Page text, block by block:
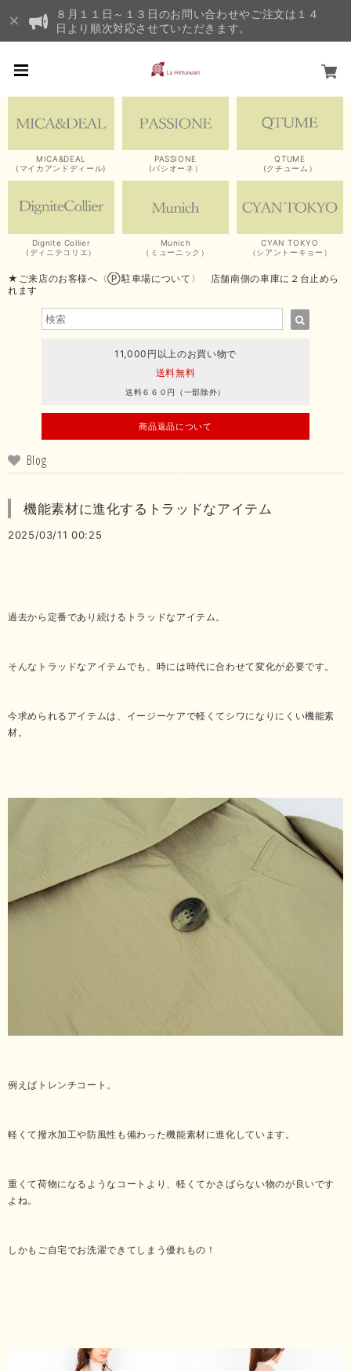
８月１１日～１３日のお問い合わせやご注文は１４
日より順次対応させていただきます。
MICA&DEAL
(マイカアンドディール)
PASSIONE
(パシオーネ）
QTUME
(クチューム）
Dignite Collier
(ディニテコリエ）
Munich
（ミューニック）
CYAN TOKYO
（シアントーキョー）
★ご来店のお客様へ〈Ⓟ駐車場について〉 店舗南側の車庫に２台止めら
れます
11,000円以上のお買い物で
送料無料
送料６６０円（一部除外）
商品返品について
Blog
機能素材に進化するトラッドなアイテム
2025/03/11 00:25
過去から定番であり続けるトラッドなアイテム。
そんなトラッドなアイテムでも、時には時代に合わせて変化が必要です。
今求められるアイテムは、イージーケアで軽くてシワになりにくい機能素
材。
例えばトレンチコート。
軽くて撥水加工や防風性も備わった機能素材に進化しています。
重くて荷物になるようなコートより、軽くてかさばらない物のが良いです
よね。
しかもご自宅でお洗濯できてしまう優れもの！